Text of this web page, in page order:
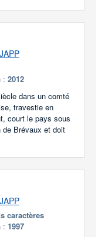
: 2012
dans un comté
travestie en
court le pays sous
de Brévaux et doit
caractères
: 1997